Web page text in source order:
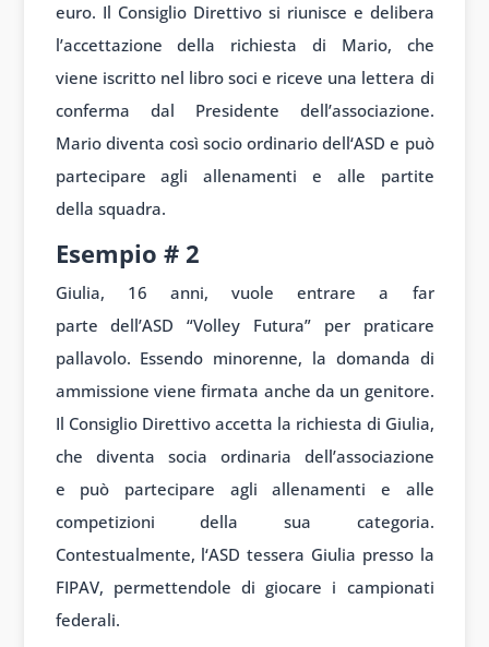
euro. Il Consiglio Direttivo si riunisce e delibera
l’accettazione della richiesta di Mario, che
viene iscritto nel libro soci e riceve una lettera di
conferma dal Presidente dell’associazione.
Mariodiventa così socio ordinario dell‘ASD e può
partecipare agli allenamenti e alle partite
della squadra.
Esempio #2
Giulia, 16 anni, vuole entrare a far
parte dell’ASD “Volley Futura” per praticare
pallavolo. Essendo minorenne, la domanda di
ammissione viene firmata anche da un genitore.
Il Consiglio Direttivo accetta la richiesta di Giulia,
che diventa socia ordinaria dell’associazione
e può partecipare agli allenamenti e alle
competizioni della sua categoria.
Contestualmente, l‘ASD tessera Giulia presso la
FIPAV, permettendole di giocare i campionati
federali.